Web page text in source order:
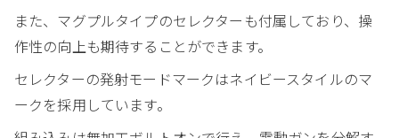
また、マグプルタイプのセレクターも付属しており、操
作性の向上も期待することができます。
セレクターの発射モードマークはネイビースタイルのマ
ークを採用しています。